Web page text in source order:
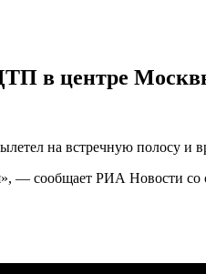
в центре
на встречную полосу и
— сообщает РИА Новости